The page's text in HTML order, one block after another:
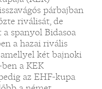
párbajban
riválisát, de
spanyol Bidasoa
a hazai rivális
két bajnoki
a KEK
az EHF-kupa